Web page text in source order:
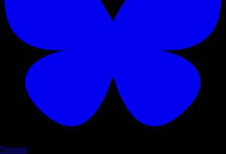
Threads